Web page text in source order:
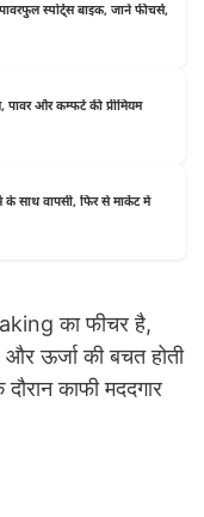
स्पोर्ट्स बाइक, जानें फीचर्स,
और कम्फर्ट की प्रीमियम
साथ वापसी, फिर से मार्केट में
का फीचर है,
और ऊर्जा की बचत होती
काफी मददगार